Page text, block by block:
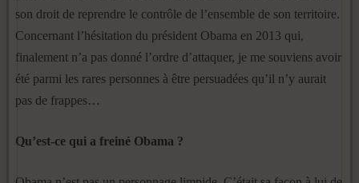
son droit de reprendre le contrôle de l’ensemble de son territoire.
Concernant l’hésitation du président Obama en 2013 qui,
finalement n’a pas donné l’ordre d’attaquer, je me souviens avoir
été parmi les rares personnes à être persuadées qu’il n’y aurait
pas de frappes…
Qu’est-ce qui a freiné Obama ?